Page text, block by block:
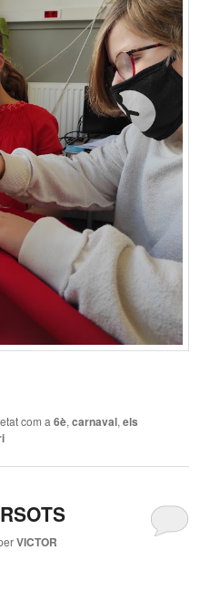
com a 6è,carnaval,els
VICTOR